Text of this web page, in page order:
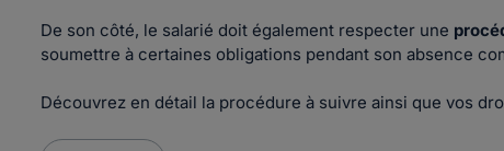
De son côté, le salarié doit également respecter une
soumettre à certaines obligations pendant son absence
Découvrez en détail la procédure à suivre ainsi que vos